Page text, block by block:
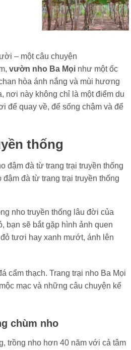
– một câu chuyện
vườn nho Ba Mọi như một ốc
hòa ánh nắng và mùi hương
nơi này không chỉ là một điểm du
để quay về, để sống chậm và để
thống
đậm đà từ trang trại truyền thống
nho truyền thống lâu đời của
bạn sẽ bắt gặp hình ảnh quen
tươi hay xanh mướt, ánh lên
cẩm thạch. Trang trại nho Ba Mọi
mạc và những câu chuyện kể
chùm nho
trồng nho hơn 40 năm với cả tâm